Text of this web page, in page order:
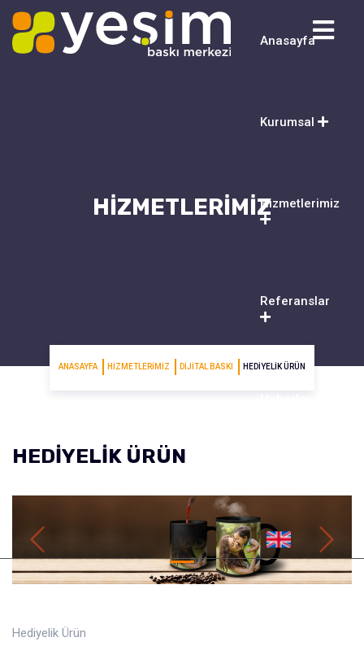
Anasayfa
Kurumsal
Hizmetlerimiz
Referanslar
HIZMETLERIMIZ
ANASAYFA HIZMETLERIMIZ DIJITAL BASKI HEDIYELIK ÜRÜN
HEDIYELIK ÜRÜN
Previous Next
Hediyelik Ürün